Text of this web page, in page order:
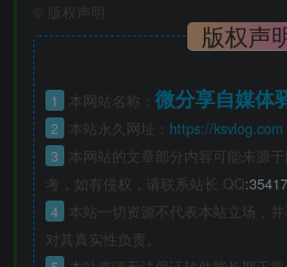
版权声明
版权声
1 本网站名称： 微分享自媒体
2 本站永久网址： https://ksvlog.com
3
本网站的文章部分内容可能来源
考，如有侵权，请联系站长 QQ
4
本站一切资源不代表本站立场，
对其真实性负责。